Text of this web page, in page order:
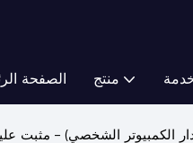
الصفحة منتج